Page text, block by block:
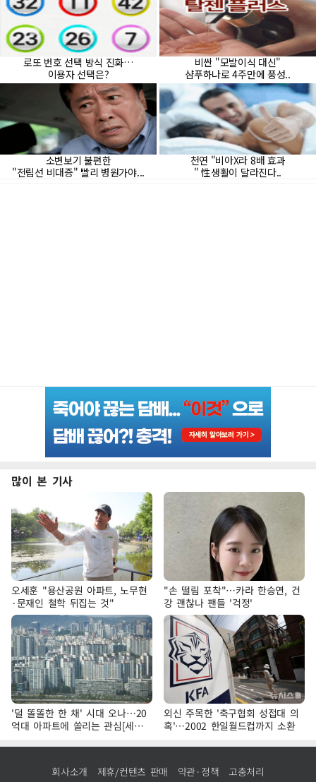
많이 본 기사
오세훈 "용산공원 아파트, 노무현
·문재인 철학 뒤집는 것"
"손 떨림 포착"…카라 한승연, 건
강 괜찮나 팬들 '걱정'
'덜 똘똘한 한 채' 시대 오나…20
억대 아파트에 쏠리는 관심[세제
개편, 그 이후②]
외신 주목한 '축구협회 성접대 의
혹'…2002 한일월드컵까지 소환
회사소개 제휴/컨텐츠 판매 약관·정책 고충처리